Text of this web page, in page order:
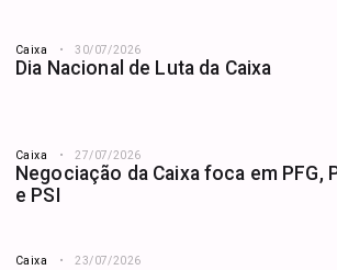
Caixa 30/07/2026
Dia Nacional de Luta da Caixa
Caixa 27/07/2026
Negociação da Caixa foca em PFG,
e PSI
Caixa 23/07/2026